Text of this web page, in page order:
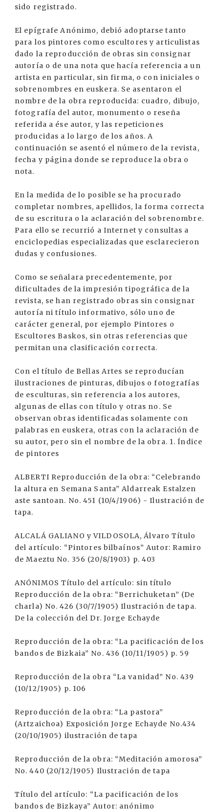
sido registrado.
El epígrafe Anónimo, debió adoptarse tanto
para los pintores como escultores y articulistas
dado la reproducción de obras sin consignar
autoría o de una nota que hacía referencia a un
artista en particular, sin firma, o con iniciales o
sobrenombres en euskera. Se asentaron el
nombre de la obra reproducida: cuadro, dibujo,
fotografía del autor, monumento o reseña
referida a ése autor, y las repeticiones
producidas a lo largo de los años. A
continuación se asentó el número de la revista,
fecha y página donde se reproduce la obra o
nota.
En la medida de lo posible se ha procurado
completar nombres, apellidos, la forma correcta
de su escritura o la aclaración del sobrenombre.
Para ello se recurrió a Internet y consultas a
enciclopedias especializadas que esclarecieron
dudas y confusiones.
Como se señalara precedentemente, por
dificultades de la impresión tipográfica de la
revista, se han registrado obras sin consignar
autoría ni título informativo, sólo uno de
carácter general, por ejemplo Pintores o
Escultores Baskos, sin otras referencias que
permitan una clasificación correcta.
Con el título de Bellas Artes se reproducían
ilustraciones de pinturas, dibujos o fotografías
de esculturas, sin referencia a los autores,
algunas de ellas con título y otras no. Se
observan obras identificadas solamente con
palabras en euskera, otras con la aclaración de
su autor, pero sin el nombre de la obra. 1. Índice
de pintores
ALBERTI Reproducción de la obra: “Celebrando
la altura en Semana Santa” Aldarreak Estalzen
aste santoan. No. 451 (10/4/1906) - Ilustración de
tapa.
ALCALÁ GALIANO y VILDOSOLA, Álvaro Título
del artículo: “Pintores bilbaínos” Autor: Ramiro
de Maeztu No. 356 (20/8/1903) p. 403
ANÓNIMOS Título del artículo: sin título
Reproducción de la obra: “Berrichuketan” (De
charla) No. 426 (30/7/1905) Ilustración de tapa.
De la colección del Dr. Jorge Echayde
Reproducción de la obra: “La pacificación de los
bandos de Bizkaia” No. 436 (10/11/1905) p. 59
Reproducción de la obra “La vanidad” No. 439
(10/12/1905) p. 106
Reproducción de la obra: “La pastora”
(Artzaichoa) Exposición Jorge Echayde No.434
(20/10/1905) ilustración de tapa
Reproducción de la obra: “Meditación amorosa”
No. 440 (20/12/1905) Ilustración de tapa
Título del artículo: “La pacificación de los
bandos de Bizkaya” Autor: anónimo